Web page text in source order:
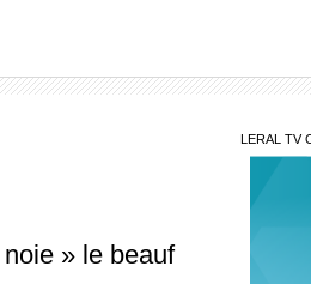
» le beauf
LERAL TV